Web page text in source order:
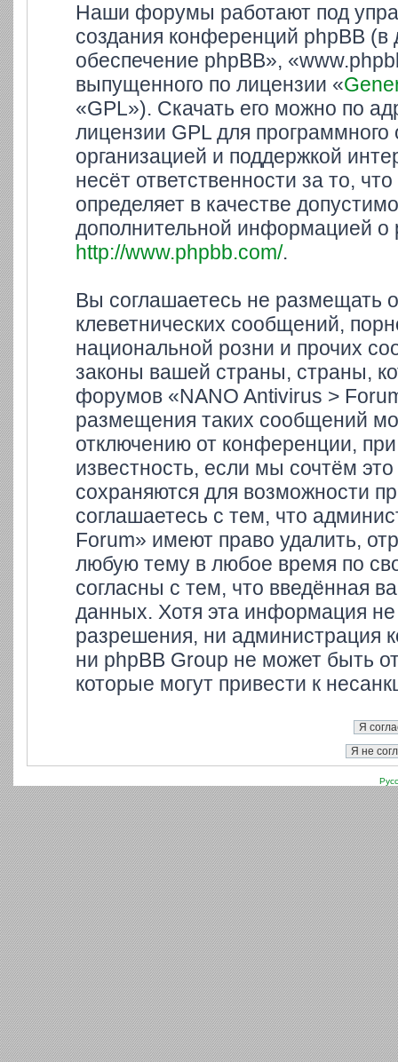
Наши форумы работают под
создания конференций phpBB
обеспечение phpBB»,
выпущенного по лицензии «
«GPL»). Скачать его можно по
лицензии GPL для
организацией и поддержкой
несёт ответственности за то,
определяет в качестве
дополнительной информацией о
http://www.phpbb.com/.
Вы соглашаетесь не размещать
клеветнических сообщений,
национальной розни и прочих
законы вашей страны, страны,
форумов «NANO Antivirus >
размещения таких сообщений
отключению от конференции,
известность, если мы сочтём
сохраняются для возможности
соглашаетесь с тем, что
Forum» имеют право удалить,
любую тему в любое время по
согласны с тем, что введённая
данных. Хотя эта информация
разрешения, ни администрация
ни phpBB Group не может быть
которые могут привести к